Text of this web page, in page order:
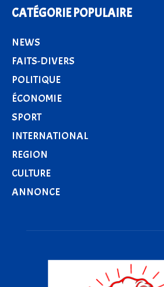
CATÉGORIE POPULAIRE
NEWS
FAITS-DIVERS
POLITIQUE
ÉCONOMIE
SPORT
INTERNATIONAL
REGION
CULTURE
ANNONCE